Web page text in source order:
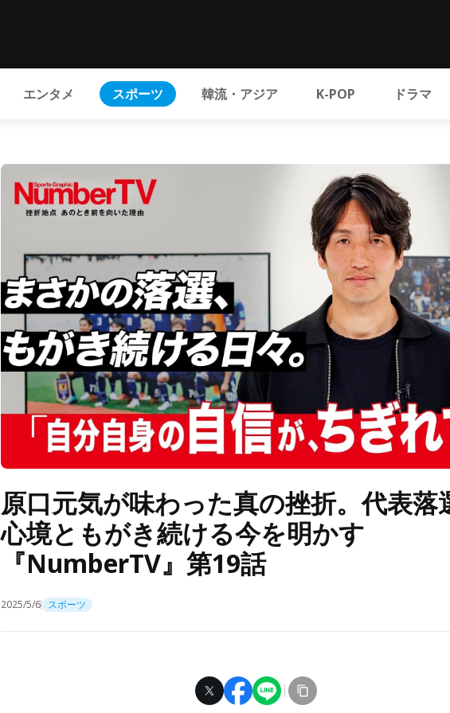
エンタメ スポーツ 韓流・アジア K-POP ドラマ
原口元気が味わった真の挫折。代表落
心境ともがき続ける今を明かす
『NumberTV』第19話
2025/5/6 スポーツ